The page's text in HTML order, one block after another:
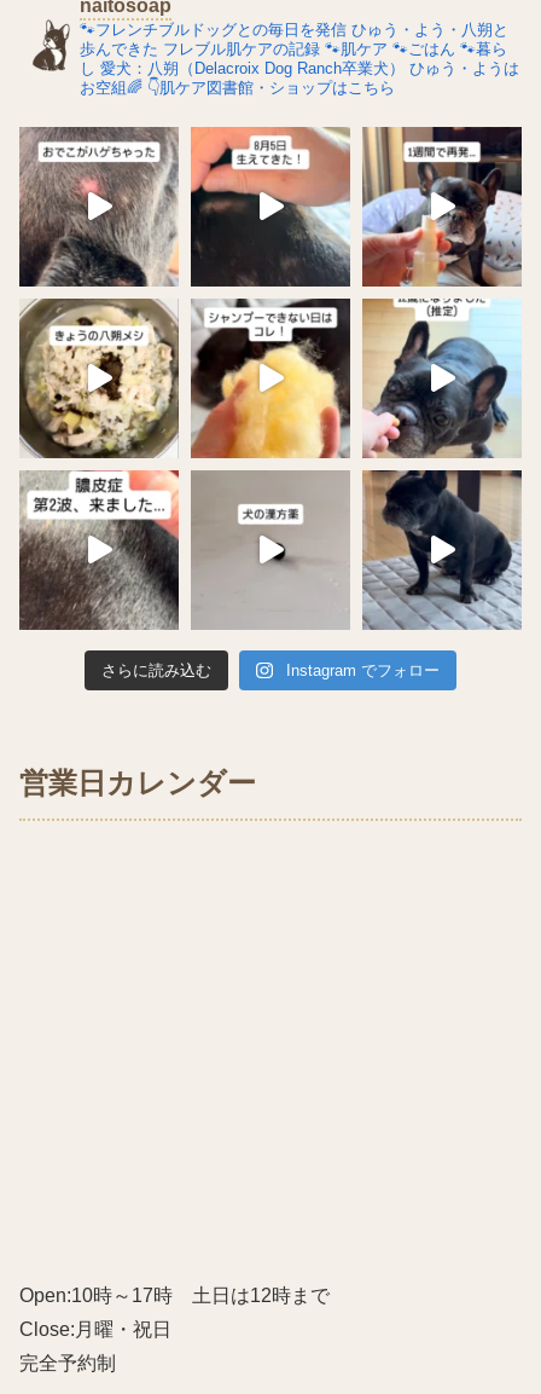
naitosoap
🐾フレンチブルドッグとの毎日を発信 ひゅう・よう・八朔と
歩んできた フレブル肌ケアの記録 🐾肌ケア 🐾ごはん 🐾暮ら
し 愛犬：八朔（Delacroix Dog Ranch卒業犬）
ひゅう・ようは
お空組🌈 👇肌ケア図書館・ショップはこちら
さらに読み込む Instagram でフォロー
営業日カレンダー
Open:10時～17時 土日は12時まで
Close:月曜・祝日
完全予約制